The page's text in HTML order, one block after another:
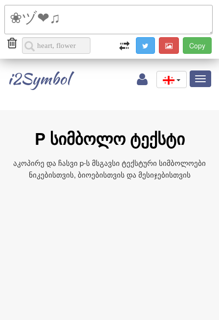
i2Symbol
P სიმბოლო ტექსტი
აკოპირე და ჩასვი p‑ს მსგავსი ტექსტური სიმბოლოები
ნიკებისთვის, ბიოებისთვის და მესიჯებისთვის